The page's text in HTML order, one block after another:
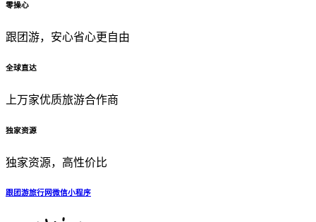
零操心
跟团游，安心省心更自由
全球直达
上万家优质旅游合作商
独家资源
独家资源，高性价比
跟团游旅行网微信小程序